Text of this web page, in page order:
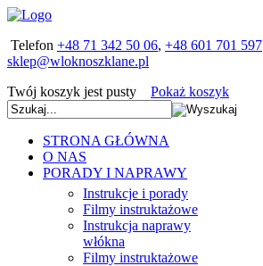
Telefon +48 71 342 50 06, +48 601 701 597
Twój koszyk jest pusty Pokaż koszyk
STRONA GŁÓWNA
O NAS
PORADY I NAPRAWY
Instrukcje i porady
Filmy instruktażowe
Instrukcja naprawy
włókna
Filmy instruktażowe